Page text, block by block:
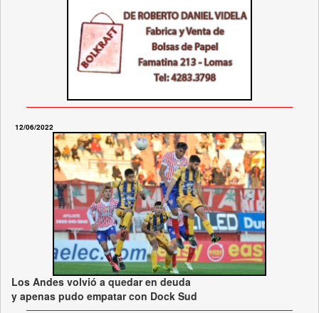
12/06/2022
Los Andes volvió a quedar en deuda
y apenas pudo empatar con Dock Sud